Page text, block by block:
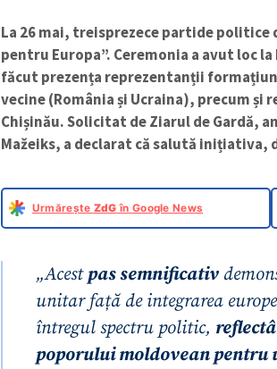
La 26 mai, treisprezece partide politice
pentru Europa”. Ceremonia a avut loc
făcut prezența reprezentanții
vecine (România și Ucraina), precum și
Chișinău. Solicitat de Ziarul de Gardă,
Mažeiks, a declarat că salută inițiativa,
Urmărește ZdG în Google News
„Acestpas semnificativ
unitar față de integrarea
întregul spectru politic,
poporului moldovean